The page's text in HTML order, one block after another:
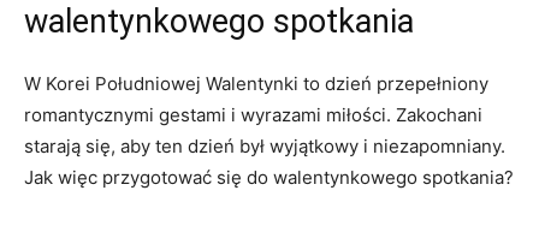
walentynkowego spotkania
W Korei Południowej Walentynki to dzień‌ przepełniony
romantycznymi gestami i wyrazami miłości. Zakochani
starają‌ się, aby ten dzień był wyjątkowy i niezapomniany.
Jak więc ⁢przygotować się do walentynkowego spotkania?